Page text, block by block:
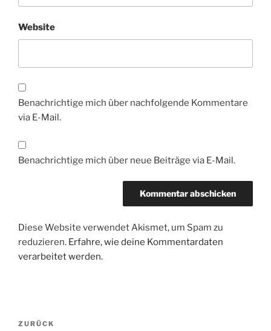
Website
Benachrichtige mich über nachfolgende Kommentare
via E-Mail.
Benachrichtige mich über neue Beiträge via E-Mail.
Diese Website verwendet Akismet, um Spam zu
reduzieren. Erfahre, wie deine Kommentardaten
verarbeitet werden.
Beitragsnavigation
Vorheriger
ZURÜCK